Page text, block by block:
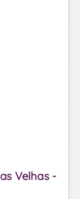
Velhas -